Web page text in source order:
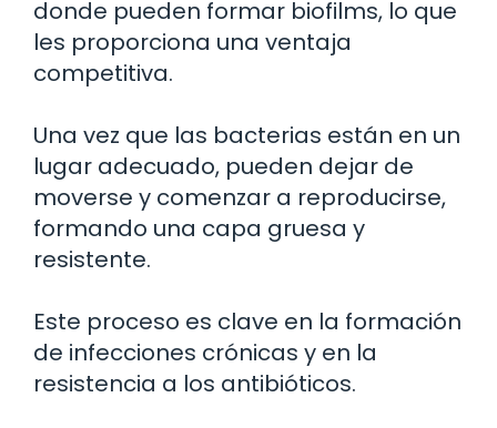
donde pueden formar biofilms, lo que
les proporciona una ventaja
competitiva.
Una vez que las bacterias están en un
lugar adecuado, pueden dejar de
moverse y comenzar a reproducirse,
formando una capa gruesa y
resistente.
Este proceso es clave en la formación
de infecciones crónicas y en la
resistencia a los antibióticos.